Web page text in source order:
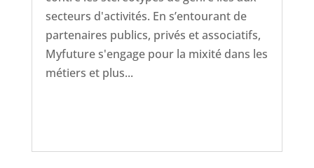
secteurs d'activités. En s’entourant de
partenaires publics, privés et associatifs,
Myfuture s'engage pour la mixité dans les
métiers et plus...